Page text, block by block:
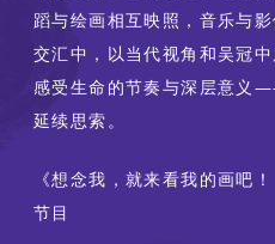
蹈与绘画相互映照，音乐与
交汇中，以当代视角和吴冠
感受生命的节奏与深层意义
延续思索。
《想念我，就来看我的画吧
节目